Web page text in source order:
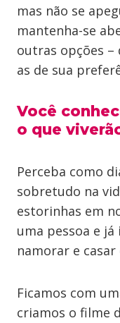
mas não se
mantenha-se
outras opções –
as de sua
Você
o que
Perceba como
sobretudo na
estorinhas em
uma pessoa e
namorar e casar
Ficamos com
criamos o filme